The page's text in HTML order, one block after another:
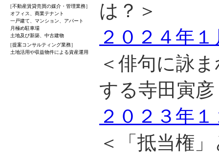
は？＞
２０２４年
＜俳句に詠
する寺田寅
２０２３年
＜「抵当権
［不動産賃貸売買の媒介・管理業務］
オフィス、商業テナント
一戸建て、マンション、アパート
月極め駐車場
土地及び新築、中古建物
［提案コンサルティング業務］
土地活用や収益物件による資産運用